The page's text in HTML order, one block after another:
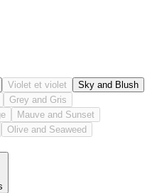
Violet et violet
Sky and Blush
Grey and Gris
Mauve and Sunset
Olive and Seaweed